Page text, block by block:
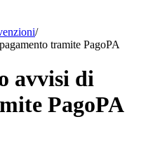
/
tramite PagoPA
avvisi di
PagoPA